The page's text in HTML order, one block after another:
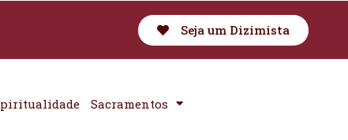
Seja um Dizimista
Sacramentos